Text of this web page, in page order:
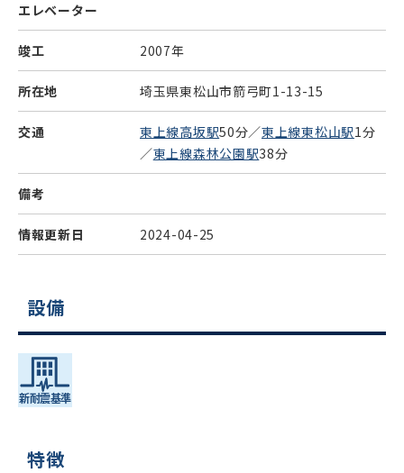
エレベーター
竣工 2007年
所在地 埼玉県東松山市箭弓町1-13-15
交通 東上線高坂駅50分／東上線東松山駅1分
／東上線森林公園駅38分
備考
情報更新日 2024-04-25
設備
特徴